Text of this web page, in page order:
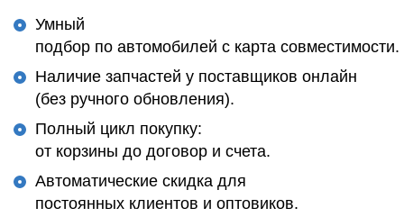
Умный
подбор по автомобилей с карта совместимости.
Наличие запчастей у поставщиков онлайн
(без ручного обновления).
Полный цикл покупку:
от корзины до договор и счета.
Автоматические скидка для
постоянных клиентов и оптовиков.